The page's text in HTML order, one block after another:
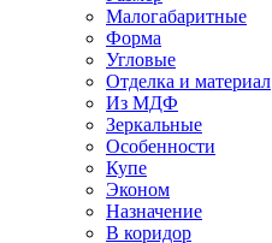
Малогабаритные
Форма
Угловые
Отделка и материал
Из МДФ
Зеркальные
Особенности
Купе
Эконом
Назначение
В коридор